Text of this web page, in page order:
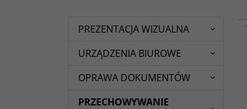
PREZENTACJA WIZUALNA
URZĄDZENIA BIUROWE
OPRAWA DOKUMENTÓW
PRZECHOWYWANIE